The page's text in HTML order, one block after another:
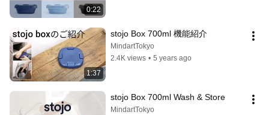
0:22
1:37
stojo Box 700ml 機能紹介
MindartTokyo
2.4K views • 5 years ago
stojo Box 700ml Wash & Store
MindartTokyo